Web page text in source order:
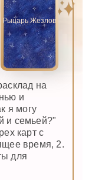
Рыцарь Жезлов
на
и
я могу
и семьей?"
карт с
время, 2.
для